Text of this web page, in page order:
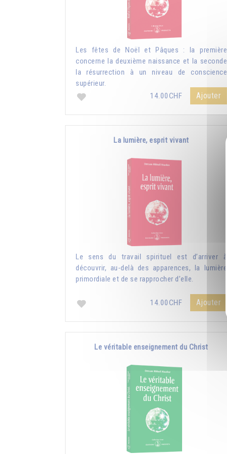
Les fêtes de Noël et Pâques : la première
concerne la deuxième naissance et la seconde
la résurrection à un niveau de conscience
supérieur.
14.00CHF
Ajouter
La lumière, esprit vivant
Le sens du travail spirituel est d’arriver à
découvrir, au-delà des apparences, la lumière
primordiale et de se rapprocher d’elle.
14.00CHF Ajouter
Le véritable enseignement du Christ